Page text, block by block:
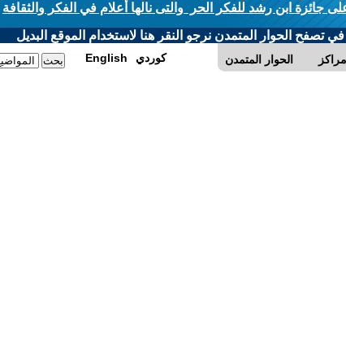
جائزة ابن رشد للفكر الحر والتى نالها أعلام في الفكر والثقافة
تصفح الحوار المتمدن نرجو النقر هنا لاستخدام الموقع البديل
الحوار المتمدن مراكز English كوردي